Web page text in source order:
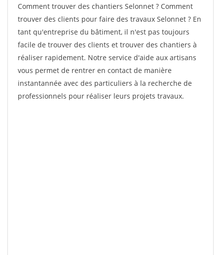
Comment trouver des chantiers Selonnet ? Comment
trouver des clients pour faire des travaux Selonnet ? En
tant qu'entreprise du bâtiment, il n'est pas toujours
facile de trouver des clients et trouver des chantiers à
réaliser rapidement. Notre service d'aide aux artisans
vous permet de rentrer en contact de manière
instantannée avec des particuliers à la recherche de
professionnels pour réaliser leurs projets travaux.